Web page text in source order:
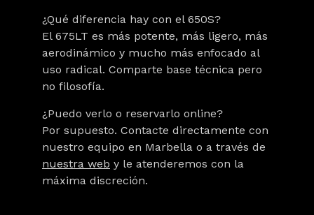
¿Qué diferencia hay con el 650S?
El 675LT es más potente, más ligero, más
aerodinámico y mucho más enfocado al
uso radical. Comparte base técnica pero
no filosofía.
¿Puedo verlo o reservarlo online?
Por supuesto. Contacte directamente con
nuestro equipo en Marbella o a través de
nuestra web y le atenderemos con la
máxima discreción.